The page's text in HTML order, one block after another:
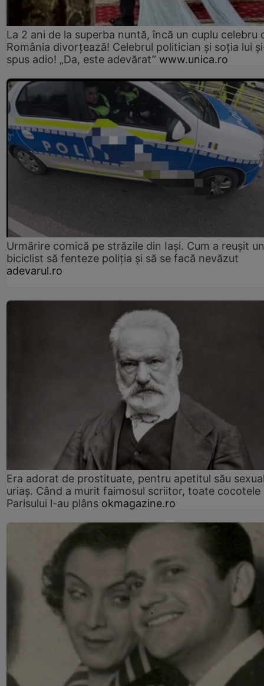
La 2 ani de la superba nuntă, încă un cuplu celebru
România divorțează! Celebrul politician și soția lui
spus adio! „Da, este adevărat” www.unica.ro
Urmărire comică pe străzile din Iași. Cum a reușit un
biciclist să fenteze poliția și să se facă nevăzut
adevarul.ro
Era adorat de prostituate, pentru apetitul său
uriaș. Când a murit faimosul scriitor, toate cocotele
Parisului l-au plâns okmagazine.ro